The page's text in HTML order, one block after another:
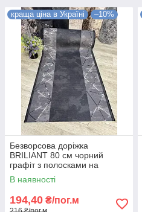
краща ціна в Україні –10%
Безворсова доріжка
BRILIANT 80 см чорний
графіт з полосками на
підлогу на кухню, в коридор
В наявності
194,40 ₴/пог.м